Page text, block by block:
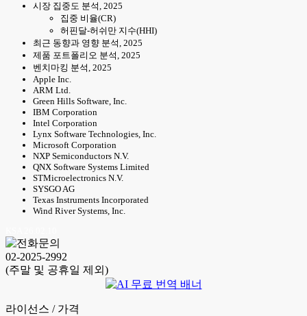
시장 집중도 분석, 2025
집중 비율(CR)
허핀달-허쉬만 지수(HHI)
최근 동향과 영향 분석, 2025
제품 포트폴리오 분석, 2025
벤치마킹 분석, 2025
Apple Inc.
ARM Ltd.
Green Hills Software, Inc.
IBM Corporation
Intel Corporation
Lynx Software Technologies, Inc.
Microsoft Corporation
NXP Semiconductors N.V.
QNX Software Systems Limited
STMicroelectronics N.V.
SYSGO AG
Texas Instruments Incorporated
Wind River Systems, Inc.
02-2025-2992
(주말 및 공휴일 제외)
라이선스 / 가격